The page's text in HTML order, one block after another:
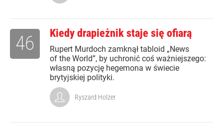
Kiedy drapieżnik staje się ofiarą
Rupert Murdoch zamknął tabloid „News
of the World”, by uchronić coś ważniejszego:
własną pozycję hegemona w świecie
brytyjskiej polityki.
46
Ryszard Holzer